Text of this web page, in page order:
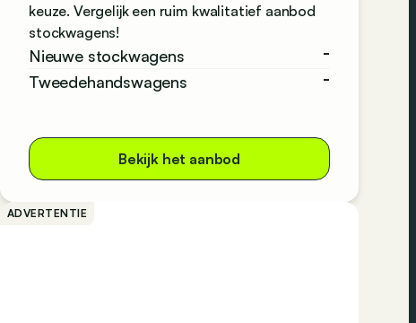
keuze. Vergelijk een ruim kwalitatief aanbod
stockwagens!
Nieuwe stockwagens
-
Tweedehandswagens
-
Bekijk het aanbod
ADVERTENTIE